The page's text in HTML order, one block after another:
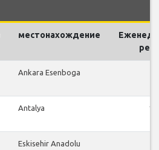
местонахождение
Ankara Esenboga
Antalya 10
Eskisehir Anadolu